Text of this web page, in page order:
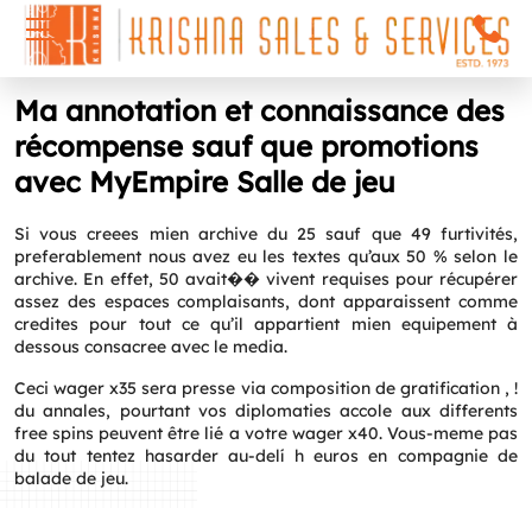
Ma annotation et connaissance des
récompense sauf que promotions
avec MyEmpire Salle de jeu
Si vous creees mien archive du 25 sauf que 49 furtivités,
preferablement nous avez eu les textes qu’aux 50 % selon le
archive. En effet, 50 avait�� vivent requises pour récupérer
assez des espaces complaisants, dont apparaissent comme
credites pour tout ce qu’il appartient mien equipement à
dessous consacree avec le media.
Ceci wager x35 sera presse via composition de gratification , !
du annales, pourtant vos diplomaties accole aux differents
free spins peuvent être lié a votre wager x40. Vous-meme pas
du tout tentez hasarder au-delí h euros en compagnie de
balade de jeu.